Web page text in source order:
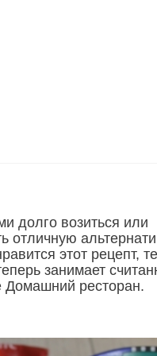
долго возиться или
отличную
этот рецепт,
занимает
Домашний ресторан.